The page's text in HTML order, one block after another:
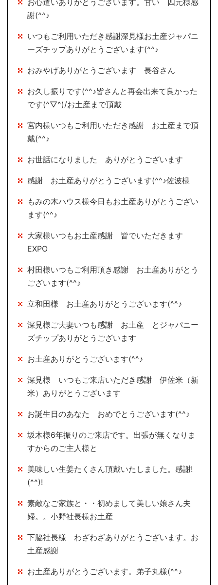
お心遣いありがとうございます。甘い 四元様感
謝(^^♪
いつもご利用いただき感謝深見様お土産ジャパニ
ーズチップありがとうございます(^^♪
おみやげありがとうございます 長谷さん
お久し振りです(^^♪皆さんと再会出来て良かった
です(^▽^)/お土産まで頂戴
宮内様いつもご利用いただき感謝 お土産まで頂
戴(^^♪
お世話になりました ありがとうございます
感謝 お土産ありがとうございます(^^♪佐波様
もみの木ハウス様今日もお土産ありがとうござい
ます(^^♪
大家様いつもお土産感謝 皆でいただきます
EXPO
村田様いつもご利用頂き感謝 お土産ありがとう
ございます(^^♪
立和田様 お土産ありがとうございます(^^♪
深見様ご夫妻いつも感謝 お土産 とジャパニー
ズチップありがとうございます
お土産ありがとうございます(^^♪
深見様 いつもご来店いただき感謝 伊佐米（新
米）ありがとうございます
お誕生日のあなた おめでとうございます(^^♪
坂木様6年振りのご来店です。出張が無くなりま
すからのご主人様と
美味しい生姜たくさん頂戴いたしました。感謝!
(^^)!
素敵なご家族と・・初めまして美しい娘さん夫
婦。。小野社長様お土産
下脇社長様 わざわざありがとうございます。お
土産感謝
お土産ありがとうございます。弟子丸様(^^♪